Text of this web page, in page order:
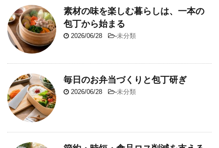
素材の味を楽しむ暮らしは、一本の
包丁から始まる
2026/06/28 -未分類
毎日のお弁当づくりと包丁研ぎ
2026/06/28 -未分類